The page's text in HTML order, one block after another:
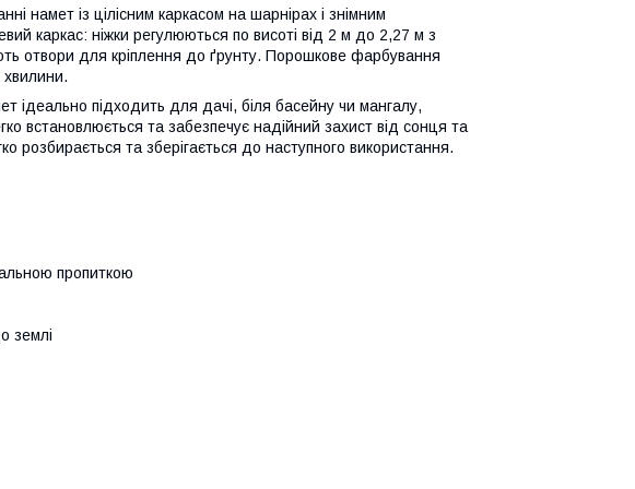
намет із цілісним каркасом на шарнірах і знімним
каркас: ніжки регулюються по висоті від 2 м до 2,27 м з
отвори для кріплення до ґрунту. Порошкове фарбування
хвилини.
ідеально підходить для дачі, біля басейну чи мангалу,
встановлюється та забезпечує надійний захист від сонця та
розбирається та зберігається до наступного використання.
пропиткою
землі